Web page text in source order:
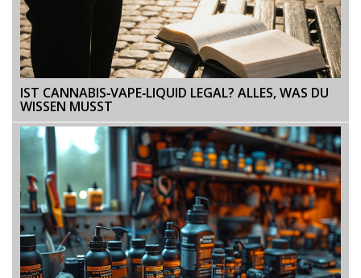
IST CANNABIS‑VAPE‑LIQUID LEGAL? ALLES, WAS DU
WISSEN MUSST